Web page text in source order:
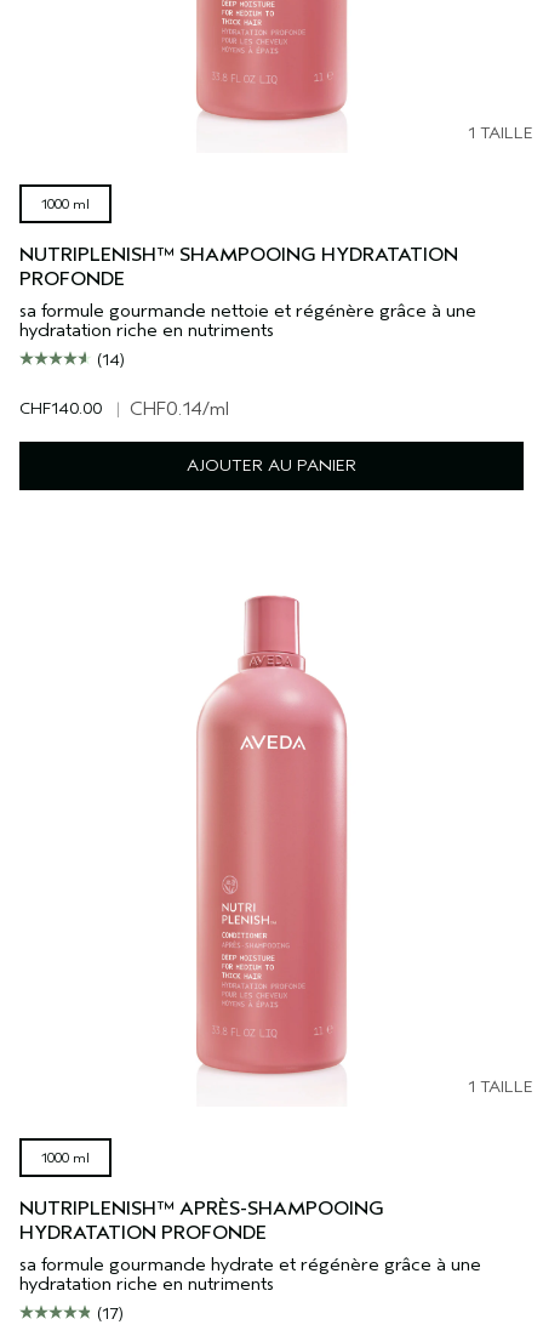
1 TAILLE
1000 ml
NUTRIPLENISH™ SHAMPOOING HYDRATATION
PROFONDE
sa formule gourmande nettoie et régénère grâce à une
hydratation riche en nutriments
(14)
CHF140.00 | CHF0.14/ml
AJOUTER AU PANIER
1 TAILLE
1000 ml
NUTRIPLENISH™ APRÈS-SHAMPOOING
HYDRATATION PROFONDE
sa formule gourmande hydrate et régénère grâce à une
hydratation riche en nutriments
(17)